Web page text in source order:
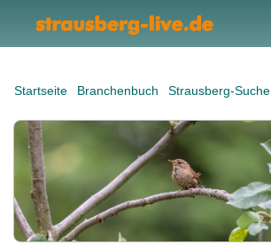
Startseite Branchenbuch Strausberg-Suche